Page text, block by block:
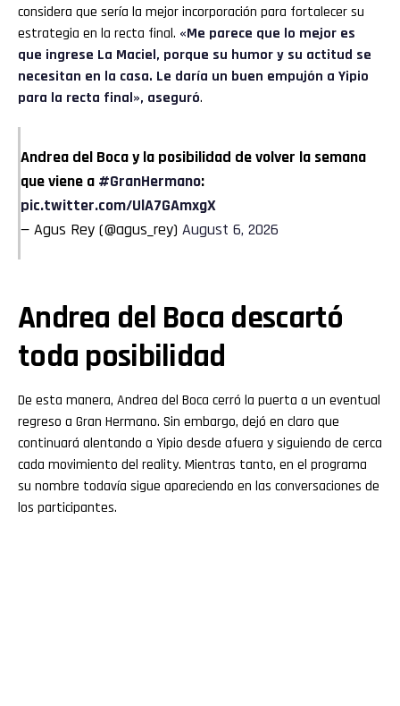
considera que sería la mejor incorporación para fortalecer su
estrategia en la recta final. «Me parece que lo mejor es
que ingrese La Maciel, porque su humor y su actitud se
necesitan en la casa. Le daría un buen empujón a Yipio
para la recta final», aseguró.
Andrea del Boca y la posibilidad de volver la semana
que viene a #GranHermano:
pic.twitter.com/UlA7GAmxgX
— Agus Rey (@agus_rey) August 6, 2026
Andrea del Boca descartó
toda posibilidad
De esta manera, Andrea del Boca cerró la puerta a un eventual
regreso a Gran Hermano. Sin embargo, dejó en claro que
continuará alentando a Yipio desde afuera y siguiendo de cerca
cada movimiento del reality. Mientras tanto, en el programa
su nombre todavía sigue apareciendo en las conversaciones de
los participantes.